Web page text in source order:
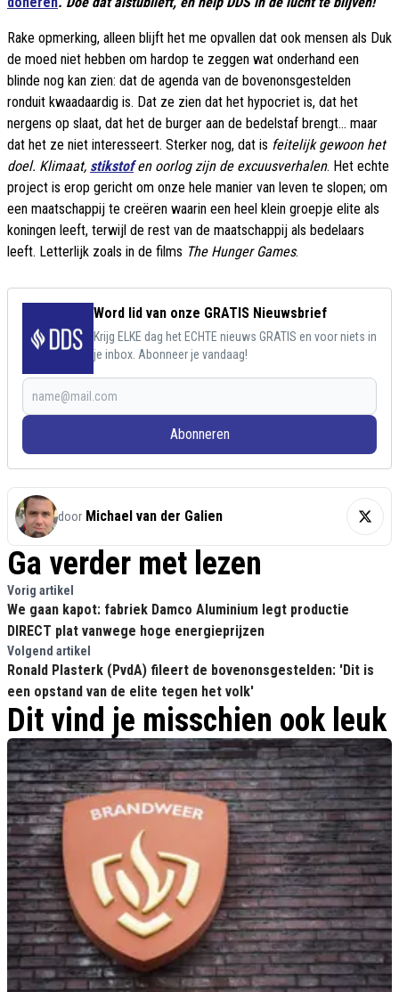
Rake opmerking, alleen blijft het me opvallen dat ook mensen als Duk
de moed niet hebben om hardop te zeggen wat onderhand een
blinde nog kan zien: dat de agenda van de bovenonsgestelden
ronduit kwaadaardig is. Dat ze zien dat het hypocriet is, dat het
nergens op slaat, dat het de burger aan de bedelstaf brengt... maar
dat het ze niet interesseert. Sterker nog, dat is feitelijk gewoon het
doel. Klimaat, stikstofen oorlog zijn de excuusverhalen. Het echte
project is erop gericht om onze hele manier van leven te slopen; om
een maatschappij te creëren waarin een heel klein groepje elite als
koningen leeft, terwijl de rest van de maatschappij als bedelaars
leeft. Letterlijk zoals in de films The Hunger Games.
Word lid van onze GRATIS Nieuwsbrief
Krijg ELKE dag het ECHTE nieuws GRATIS en voor niets in
je inbox. Abonneer je vandaag!
Abonneren
door Michael van der Galien
Ga verder met lezen
Vorig artikel
We gaan kapot: fabriek Damco Aluminium legt productie
DIRECT plat vanwege hoge energieprijzen
Volgend artikel
Ronald Plasterk (PvdA) fileert de bovenonsgestelden: 'Dit is
een opstand van de elite tegen het volk'
Dit vind je misschien ook leuk